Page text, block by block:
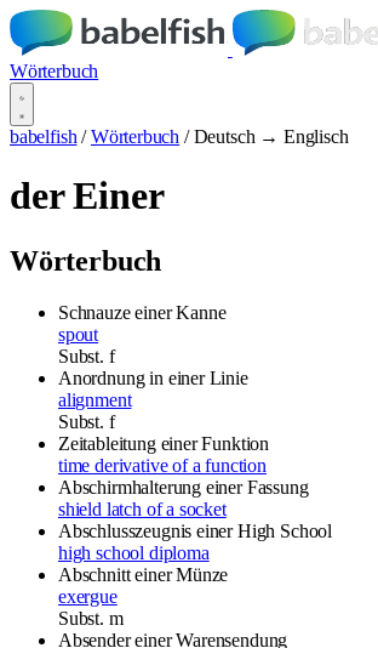
Wörterbuch
babelfish / Wörterbuch / Deutsch → Englisch
der Einer
Wörterbuch
Schnauze einer Kanne
spout
Subst. f
Anordnung in einer Linie
alignment
Subst. f
Zeitableitung einer Funktion
time derivative of a function
Abschirmhalterung einer Fassung
shield latch of a socket
Abschlusszeugnis einer High School
high school diploma
Abschnitt einer Münze
exergue
Subst. m
Absender einer Warensendung